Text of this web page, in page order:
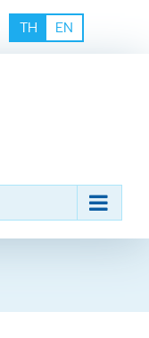
TH EN